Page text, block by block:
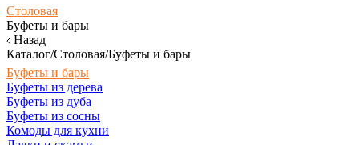
Столовая
Буфеты и бары
Назад
Каталог/Столовая/Буфеты и бары
Буфеты и бары
Буфеты из дерева
Буфеты из дуба
Буфеты из сосны
Комоды для кухни